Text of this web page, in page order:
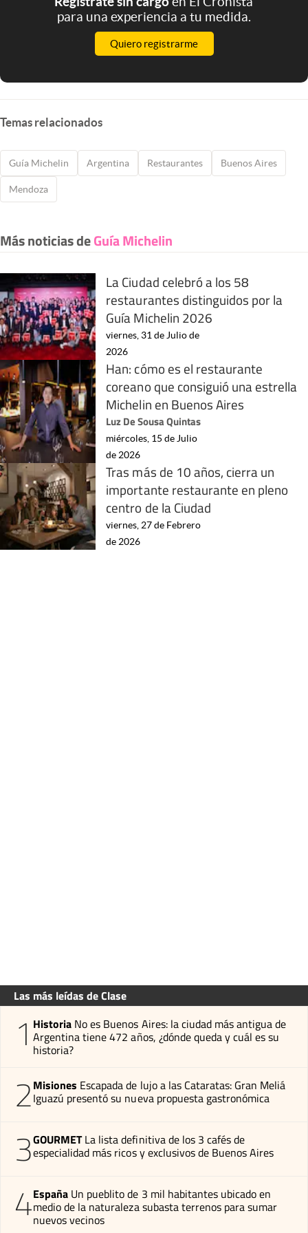
para una experiencia a tu medida.
Quiero registrarme
Temas relacionados
Guía Michelin Argentina Restaurantes Buenos Aires
Mendoza
Más noticias deGuía Michelin
La Ciudad celebró a los 58
restaurantes distinguidos por la
Guía Michelin 2026
viernes, 31 de Julio de
2026
Han: cómo es el restaurante
coreano que consiguió una estrella
Michelin en Buenos Aires
Luz De Sousa Quintas
miércoles, 15 de Julio
de 2026
Tras más de 10 años, cierra un
importante restaurante en pleno
centro de la Ciudad
viernes, 27 de Febrero
de 2026
Las más leídas de Clase
1 Historia No es Buenos Aires: la ciudad más antigua de
Argentina tiene 472 años, ¿dónde queda y cuál es su
historia?
2Misiones Escapada de lujo a las Cataratas: Gran Meliá
Iguazú presentó su nueva propuesta gastronómica
3GOURMET La lista definitiva de los 3 cafés de
especialidad más ricos y exclusivos de Buenos Aires
4España Un pueblito de 3 mil habitantes ubicado en
medio de la naturaleza subasta terrenos para sumar
nuevos vecinos